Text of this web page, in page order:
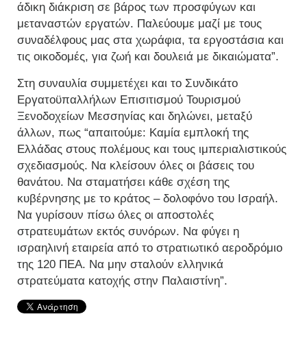
άδικη διάκριση σε βάρος των προσφύγων και
μεταναστών εργατών. Παλεύουμε μαζί με τους
συναδέλφους μας στα χωράφια, τα εργοστάσια και
τις οικοδομές, για ζωή και δουλειά με δικαιώματα”.
Στη συναυλία συμμετέχει και το Συνδικάτο
Εργατοϋπαλλήλων Επισιτισμού Τουρισμού
Ξενοδοχείων Μεσσηνίας και δηλώνει, μεταξύ
άλλων, πως “απαιτούμε: Καμία εμπλοκή της
Ελλάδας στους πολέμους και τους ιμπεριαλιστικούς
σχεδιασμούς. Να κλείσουν όλες οι βάσεις του
θανάτου. Να σταματήσει κάθε σχέση της
κυβέρνησης με το κράτος – δολοφόνο του Ισραήλ.
Να γυρίσουν πίσω όλες οι αποστολές
στρατευμάτων εκτός συνόρων. Να φύγει η
ισραηλινή εταιρεία από το στρατιωτικό αεροδρόμιο
της 120 ΠΕΑ. Να μην σταλούν ελληνικά
στρατεύματα κατοχής στην Παλαιστίνη”.